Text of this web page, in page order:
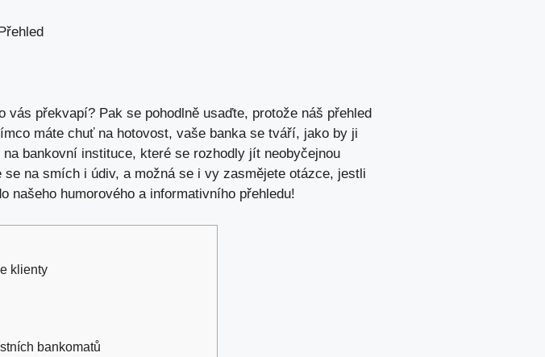
překvapí? Pak se pohodlně usaďte, protože náš přehled
máte chuť na hotovost, vaše banka se tváří, jako by ji
bankovní instituce, které se rozhodly jít neobyčejnou
na smích i údiv, a možná se i vy zasmějete otázce, jestli
našeho humorového a informativního přehledu!
klienty
bankomatů